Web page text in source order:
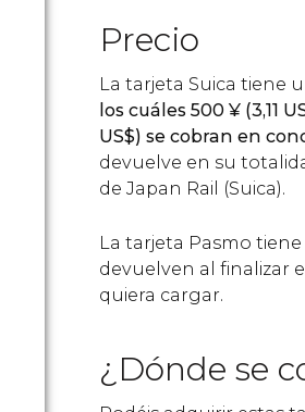
Precio
La tarjeta Suica tiene
los cuáles 500 ¥ (3,11
US$) se cobran en
devuelve en su
de Japan Rail (Suica).
La tarjeta Pasmo
devuelven al finalizar
quiera cargar.
¿Dónde se